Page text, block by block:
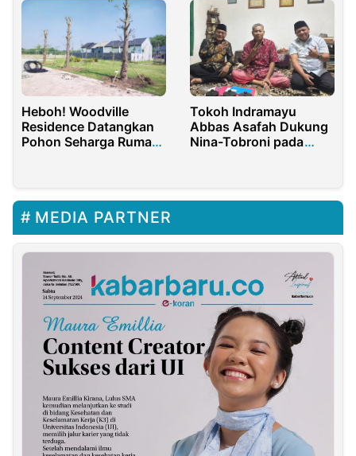
Heboh! Woodville
Residence Datangkan
Pohon Seharga Rumah
Tokoh Indramayu
Abbas Asafah Dukung
Nina-Tobroni pada
MEDIA PARTNER